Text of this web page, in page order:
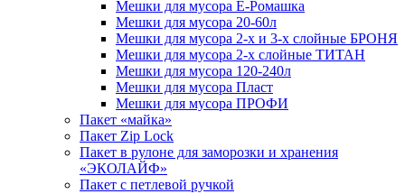
Мешки для мусора Ё-Ромашка
Мешки для мусора 20-60л
Мешки для мусора 2-х и 3-х слойные БРОНЯ
Мешки для мусора 2-х слойные ТИТАН
Мешки для мусора 120-240л
Мешки для мусора Пласт
Мешки для мусора ПРОФИ
Пакет «майка»
Пакет Zip Lock
Пакет в рулоне для заморозки и хранения
«ЭКОЛАЙФ»
Пакет с петлевой ручкой